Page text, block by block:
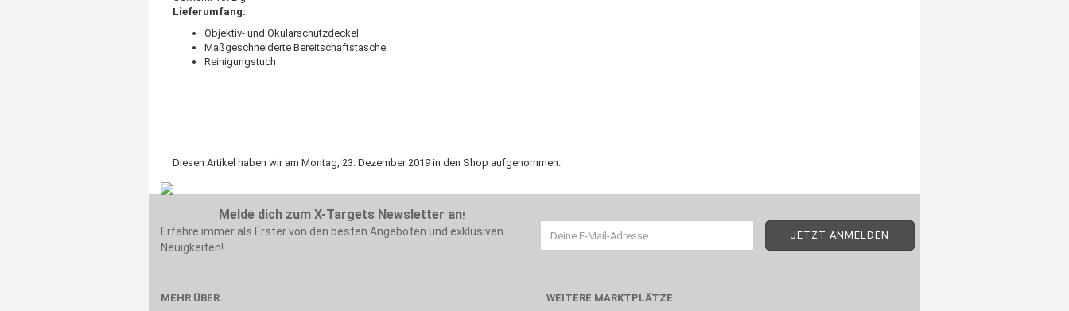
Lieferumfang:
Objektiv- und Okularschutzdeckel
Maßgeschneiderte Bereitschaftstasche
Reinigungstuch
Diesen Artikel haben wir am Montag, 23. Dezember 2019 in den Shop aufgenommen.
Melde dich zum X-Targets Newsletter an!
Erfahre immer als Erster von den besten Angeboten und exklusiven
Neuigkeiten!
MEHR ÜBER...
WEITERE MARKTPLÄTZE